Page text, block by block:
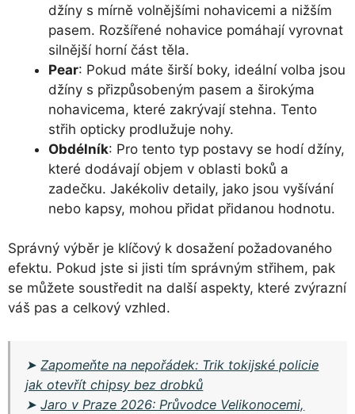
džíny s mírně volnějšími nohavicemi a nižším
pasem. Rozšířené nohavice pomáhají vyrovnat
silnější horní část těla.
Pear: Pokud máte širší boky, ideální volba jsou
džíny s přizpůsobeným pasem a širokýma
nohavicema, které zakrývají stehna. Tento
střih opticky prodlužuje nohy.
Obdélník: Pro tento typ postavy se hodí džíny,
které dodávají objem v oblasti boků a
zadečku. Jakékoliv detaily, jako jsou vyšívání
nebo kapsy, mohou přidat přidanou hodnotu.
Správný výběr je klíčový k dosažení požadovaného
efektu. Pokud jste si jisti tím správným střihem, pak
se můžete soustředit na další aspekty, které zvýrazní
váš pas a celkový vzhled.
➤Zapomeňte na nepořádek: Trik tokijské policie
jak otevřít chipsy bez drobků
➤Jaro v Praze 2026: Průvodce Velikonocemi,